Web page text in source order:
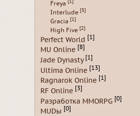
Freya [1]
Interlude [3]
Gracia [1]
High Five [2]
Perfect World [1]
MU Online [8]
Jade Dynasty [1]
Ultima Online [13]
Ragnarok Online [1]
RF Online [3]
Разработка MMORPG [0]
MUDы [0]